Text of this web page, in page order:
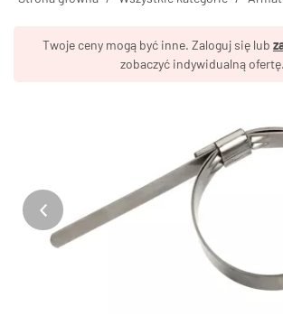
Twoje ceny mogą być inne. Zaloguj się lub
zobaczyć indywidualną ofertę.